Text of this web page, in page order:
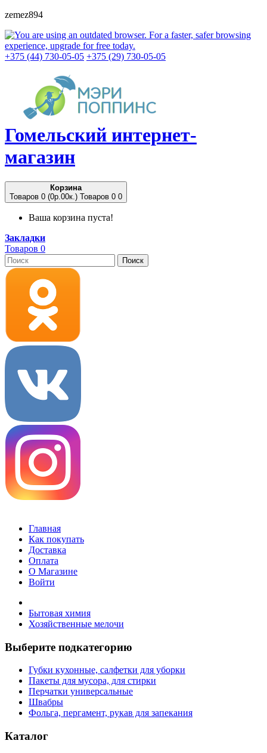
zemez894
+375 (44) 730-05-05 +375 (29) 730-05-05
Гомельский интернет-
магазин
Корзина
Товаров 0 (0p.00к.) Товаров 0 0
Ваша корзина пуста!
Закладки
Товаров 0
Поиск
Главная
Как покупать
Доставка
Оплата
О Магазине
Войти
Бытовая химия
Хозяйственные мелочи
Выберите подкатегорию
Губки кухонные, салфетки для уборки
Пакеты для мусора, для стирки
Перчатки универсальные
Швабры
Фольга, пергамент, рукав для запекания
Каталог